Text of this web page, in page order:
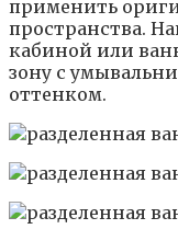
применить
пространства.
кабиной или
зону с
оттенком.